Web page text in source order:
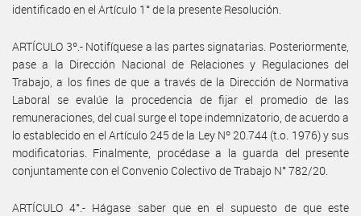
identificado en el Artículo 1° de la presente Resolución.
ARTÍCULO 3º.- Notifíquese a las partes signatarias. Posteriormente,
pase a la Dirección Nacional de Relaciones y Regulaciones del
Trabajo, a los fines de que a través de la Dirección de Normativa
Laboral se evalúe la procedencia de fijar el promedio de las
remuneraciones, del cual surge el tope indemnizatorio, de acuerdo a
lo establecido en el Artículo 245 de la Ley Nº 20.744 (t.o. 1976) y sus
modificatorias. Finalmente, procédase a la guarda del presente
conjuntamente con el Convenio Colectivo de Trabajo N° 782/20.
ARTÍCULO 4°.- Hágase saber que en el supuesto de que este